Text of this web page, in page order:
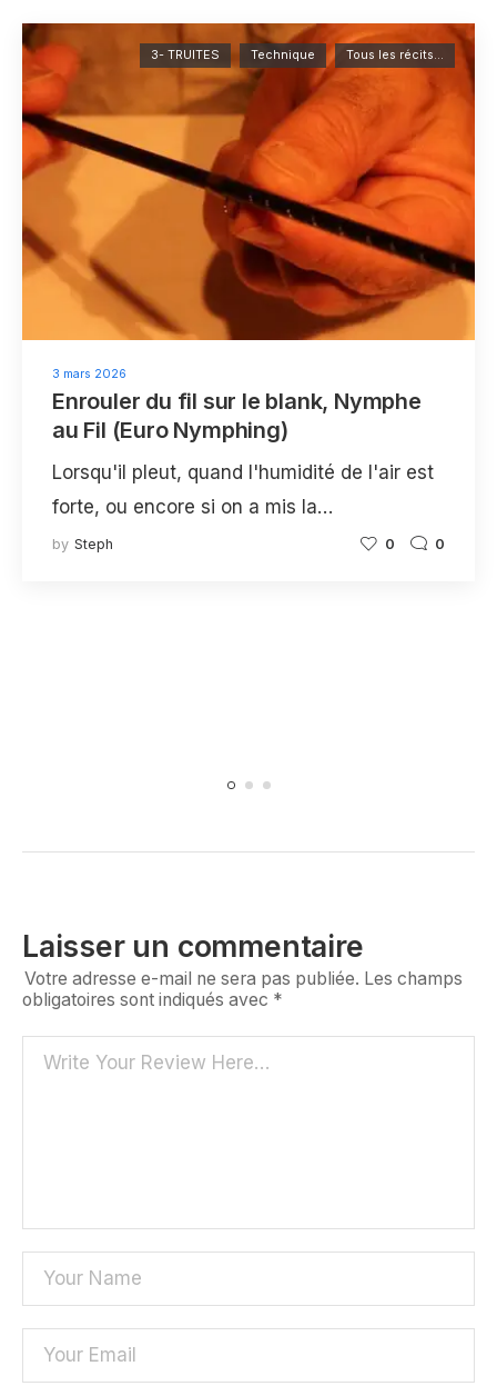
3 mars 2026
3- TRUITES Technique Tous les récits...
Enrouler du fil sur le blank, Nymphe
au Fil (Euro Nymphing)
Lorsqu'il pleut, quand l'humidité de l'air est
forte, ou encore si on a mis la…
by Steph 0 0
Laisser un commentaire
Votre adresse e-mail ne sera pas publiée. Les champs
obligatoires sont indiqués avec *